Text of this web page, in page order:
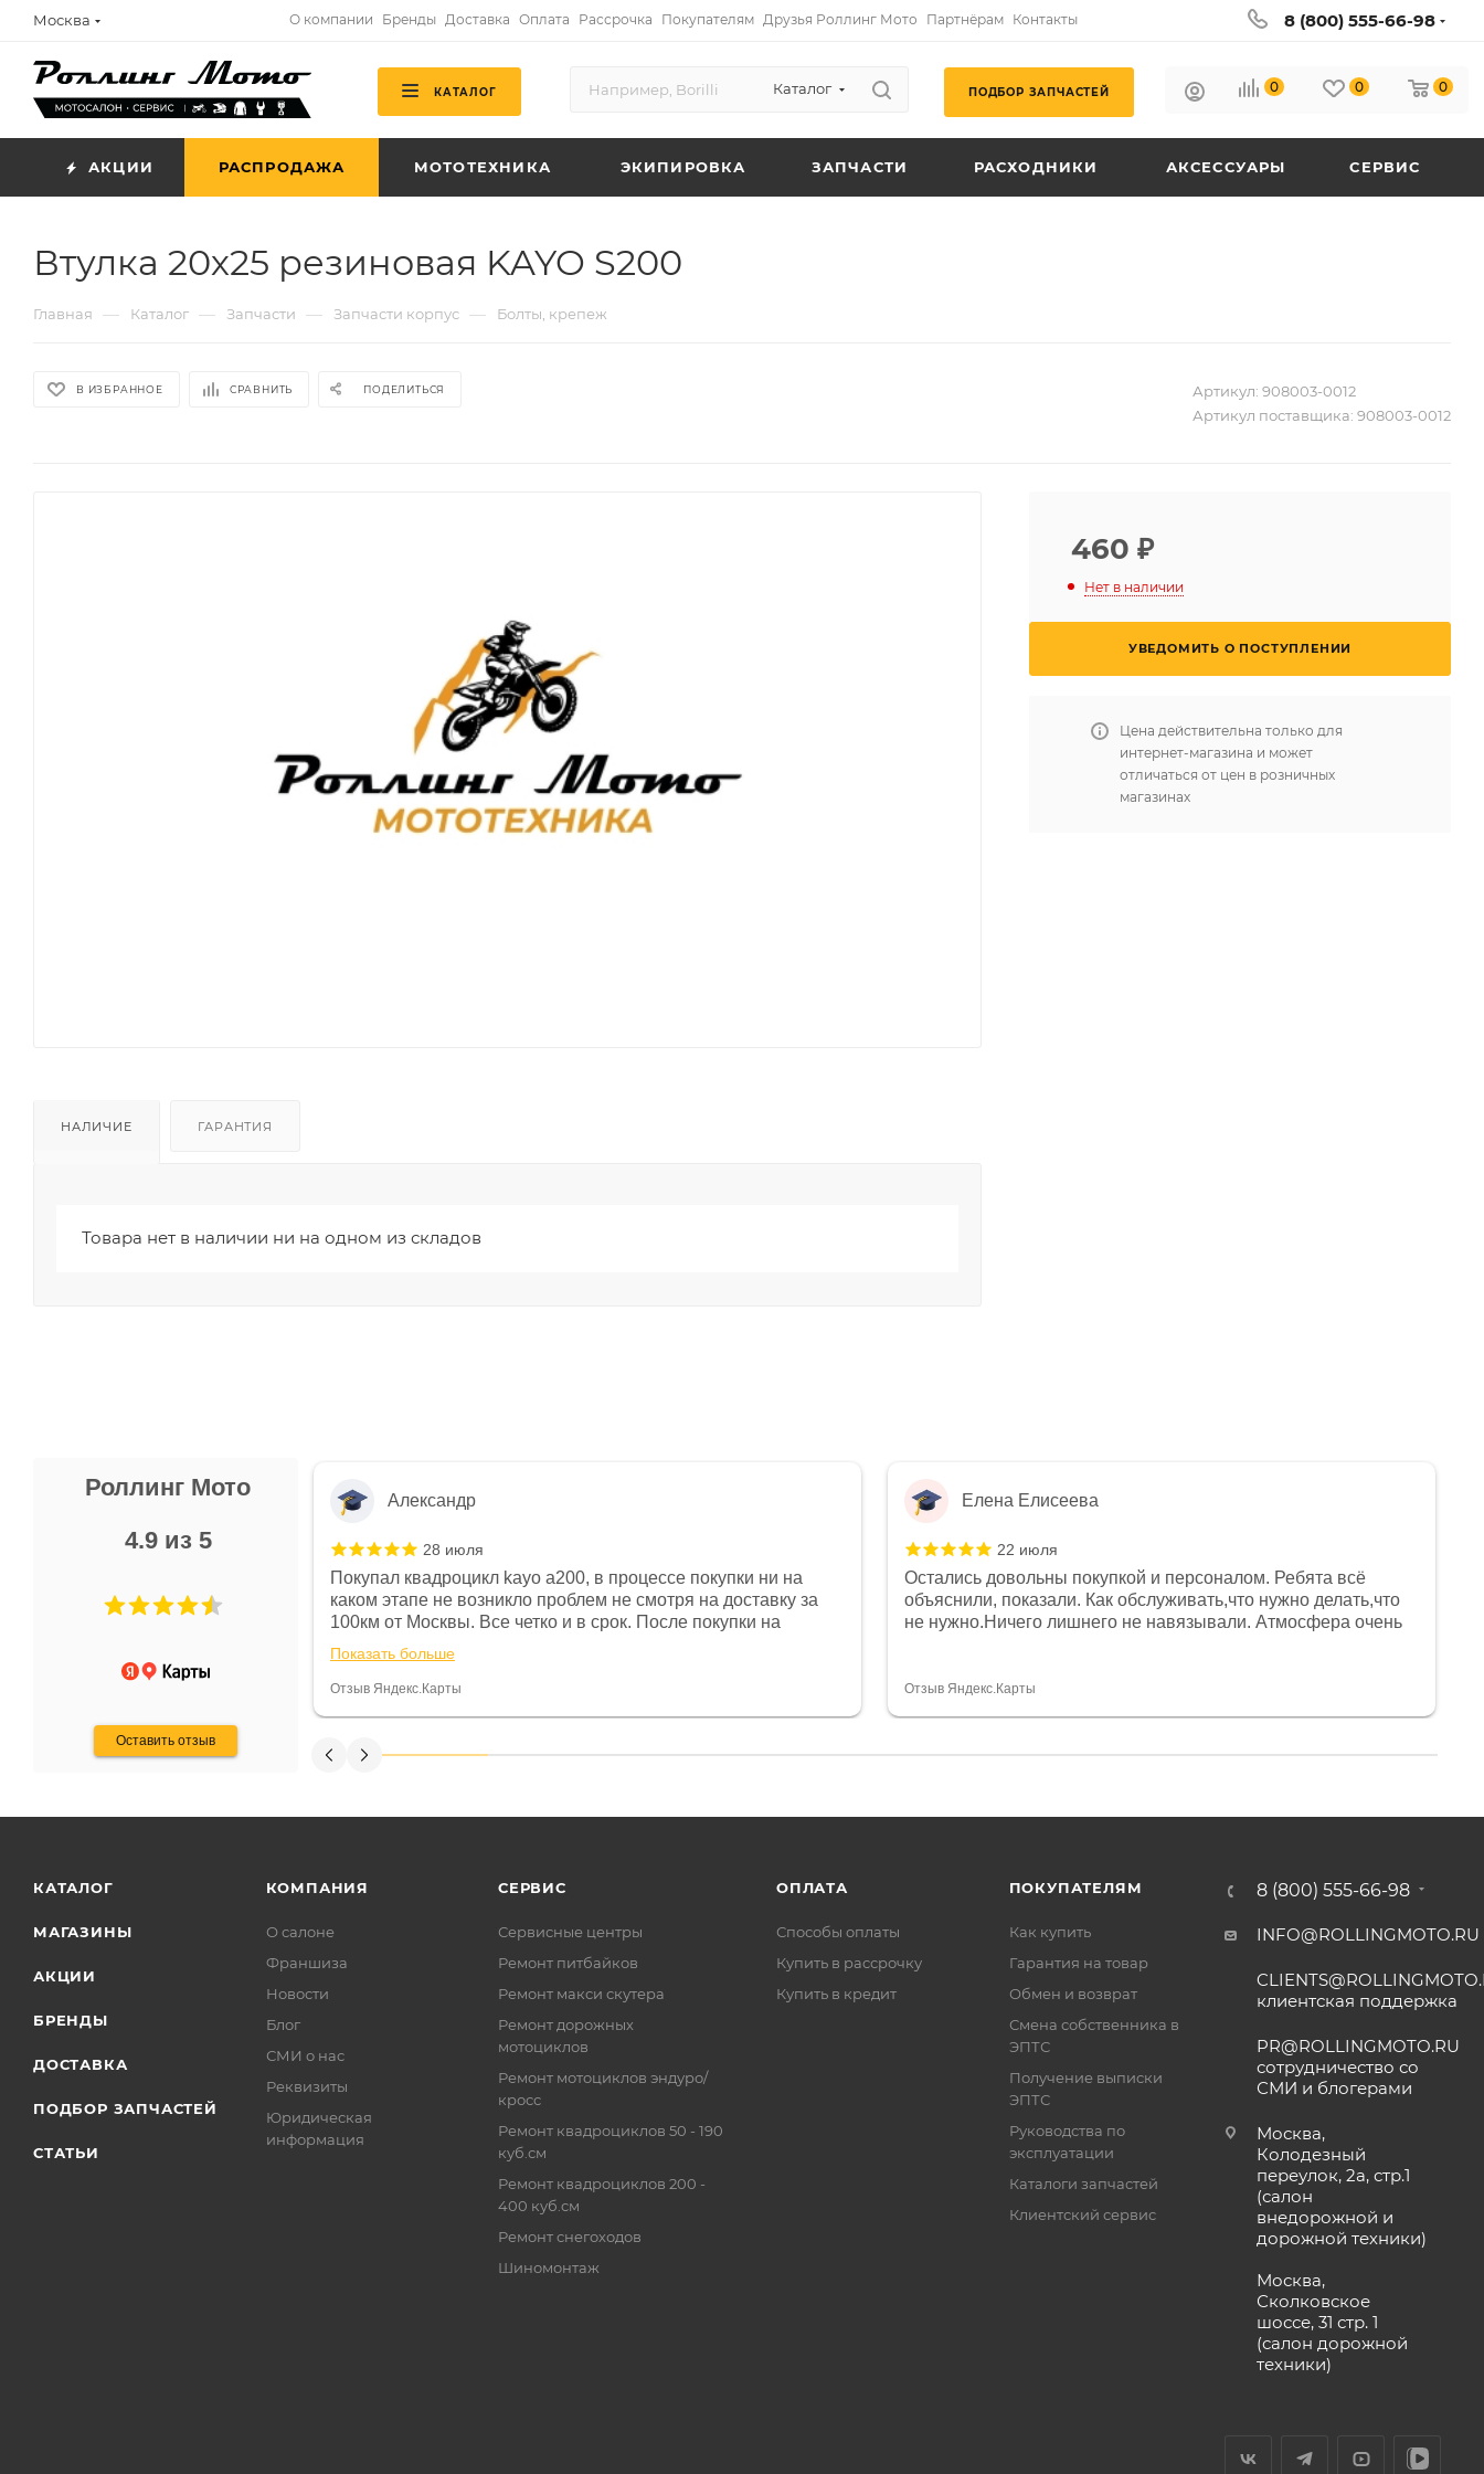
Москва О компании Бренды Доставка Оплата Рассрочка Покупателям Друзья Роллинг Мото Партнёрам Контакты 8 (800) 555-66-98
КАТАЛОГ Каталог ПОДБОР ЗАПЧАСТЕЙ 0 0 0
АКЦИИ РАСПРОДАЖА МОТОТЕХНИКА ЭКИПИРОВКА ЗАПЧАСТИ РАСХОДНИКИ АКСЕССУАРЫ СЕРВИС
Втулка 20х25 резиновая KAYO S200
Главная — Каталог — Запчасти — Запчасти корпус — Болты, крепеж
В ИЗБРАННОЕ СРАВНИТЬ ПОДЕЛИТЬСЯ Артикул: 908003-0012
Артикул поставщика: 908003-0012
НАЛИЧИЕ ГАРАНТИЯ
Товара нет в наличии ни на одном из складов
460 ₽
Нет в наличии
УВЕДОМИТЬ О ПОСТУПЛЕНИИ
Цена действительна только для
интернет-магазина и может
отличаться от цен в розничных
магазинах
Роллинг Мото
4.9 из 5
Оставить отзыв
Не понравились условия
и дают только на год)
Александр
28 июля
Покупал квадроцикл kayo a200, в процессе покупки ни на
каком этапе не возникло проблем не смотря на доставку за
100км от Москвы. Все четко и в срок. После покупки на
спидометре всегда был 0, при этом представители магазина
постоянно были на связи и в итоге проблема была решена.
Считаю, что это говорит о небезразличии к клиенту после
Показать больше
Отзыв Яндекс.Карты
Елена Елисеева
22 июля
Остались довольны покупкой и персоналом. Ребята всё
объяснили, показали. Как обслуживать,что нужно делать,что
не нужно.Ничего лишнего не навязывали. Атмосфера очень
огромное спасибо Дмитрию, за клиентоориентированность и
Отзыв Яндекс.Карты
КАТАЛОГ
МАГАЗИНЫ
АКЦИИ
БРЕНДЫ
ДОСТАВКА
ПОДБОР ЗАПЧАСТЕЙ
СТАТЬИ
КОМПАНИЯ
О салоне
Франшиза
Новости
Блог
СМИ о нас
Реквизиты
Юридическая
информация
СЕРВИС
Сервисные центры
Ремонт питбайков
Ремонт макси скутера
Ремонт дорожных
мотоциклов
Ремонт мотоциклов эндуро/
кросс
Ремонт квадроциклов 50 - 190
куб.см
Ремонт квадроциклов 200 -
400 куб.см
Ремонт снегоходов
Шиномонтаж
ОПЛАТА
Способы оплаты
Купить в рассрочку
Купить в кредит
ПОКУПАТЕЛЯМ
Как купить
Гарантия на товар
Обмен и возврат
Смена собственника в
ЭПТС
Получение выписки
ЭПТС
Руководства по
эксплуатации
Каталоги запчастей
Клиентский сервис
8 (800) 555-66-98
INFO@ROLLINGMOTO.RU
клиентская поддержка
PR@ROLLINGMOTO.RU
сотрудничество со
СМИ и блогерами
Москва,
Колодезный
переулок, 2а, стр.1
(салон
внедорожной и
дорожной техники)
Москва,
Сколковское
шоссе, 31 стр. 1
(салон дорожной
техники)